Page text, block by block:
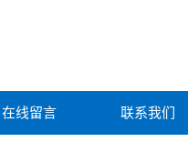
在线留言 联系我们